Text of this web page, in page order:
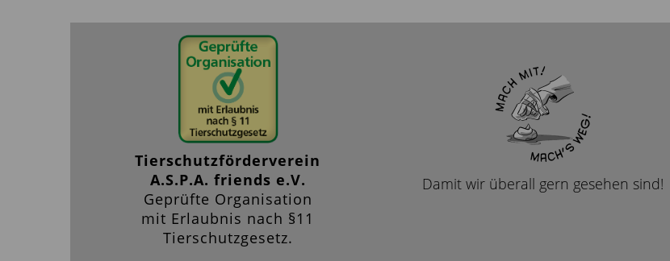
Tierschutzförderverein
A.S.P.A. friends e.V.
Geprüfte Organisation
mit Erlaubnis nach §11
Tierschutzgesetz.
Damit wir überall gern gesehen sind!